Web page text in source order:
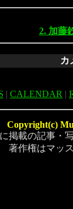
2. 加藤
カ
| CALENDAR |
Copyright(c)
掲載の記事・
著作権はマッ